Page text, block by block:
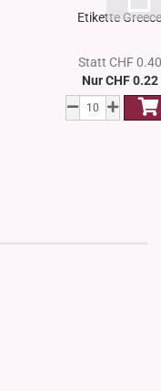
Etikette Greece
Statt CHF 0.40
Nur CHF 0.22